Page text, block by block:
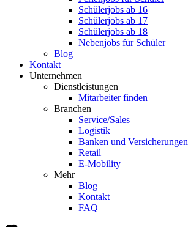
Schülerjobs ab 16
Schülerjobs ab 17
Schülerjobs ab 18
Nebenjobs für Schüler
Blog
Kontakt
Unternehmen
Dienstleistungen
Mitarbeiter finden
Branchen
Service/Sales
Logistik
Banken und Versicherungen
Retail
E-Mobility
Mehr
Blog
Kontakt
FAQ